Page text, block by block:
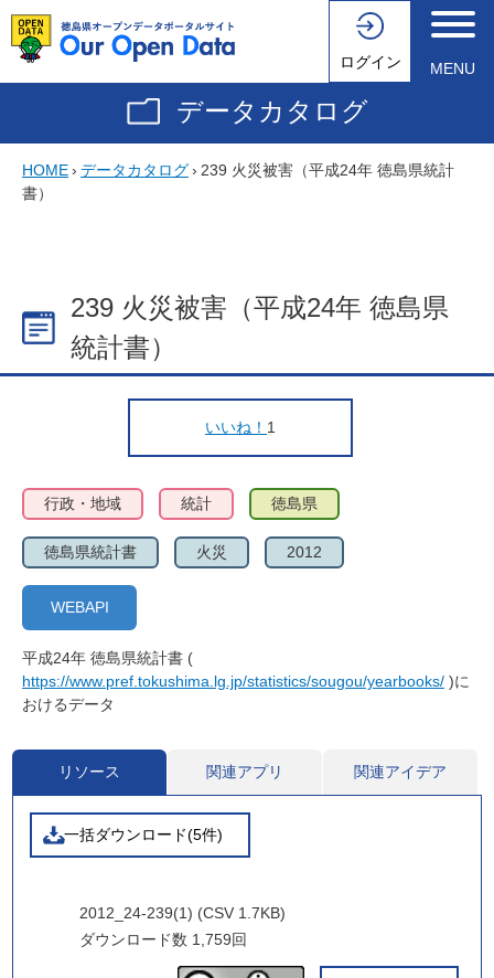
ログイン MENU
データカタログ
HOME› データカタログ› 239 火災被害（平成24年 徳島県統計
書）
239 火災被害（平成24年 徳島県
統計書）
いいね！ 1
行政・地域 統計 徳島県
徳島県統計書 火災 2012
WEBAPI
平成24年 徳島県統計書 (
https://www.pref.tokushima.lg.jp/statistics/sougou/yearbooks/ )に
おけるデータ
リソース 関連アプリ 関連アイデア
一括ダウンロード(5件)
2012_24-239(1) (CSV 1.7KB)
ダウンロード数 1,759回